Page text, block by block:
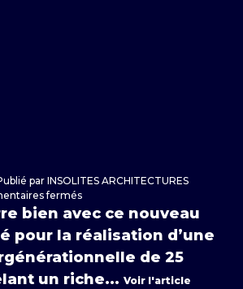
par INSOLITES ARCHITECTURES
ferméssur
Projet
bien avec ce nouveau
pour la réalisation d’une
de 25
un riche... Voir l'article